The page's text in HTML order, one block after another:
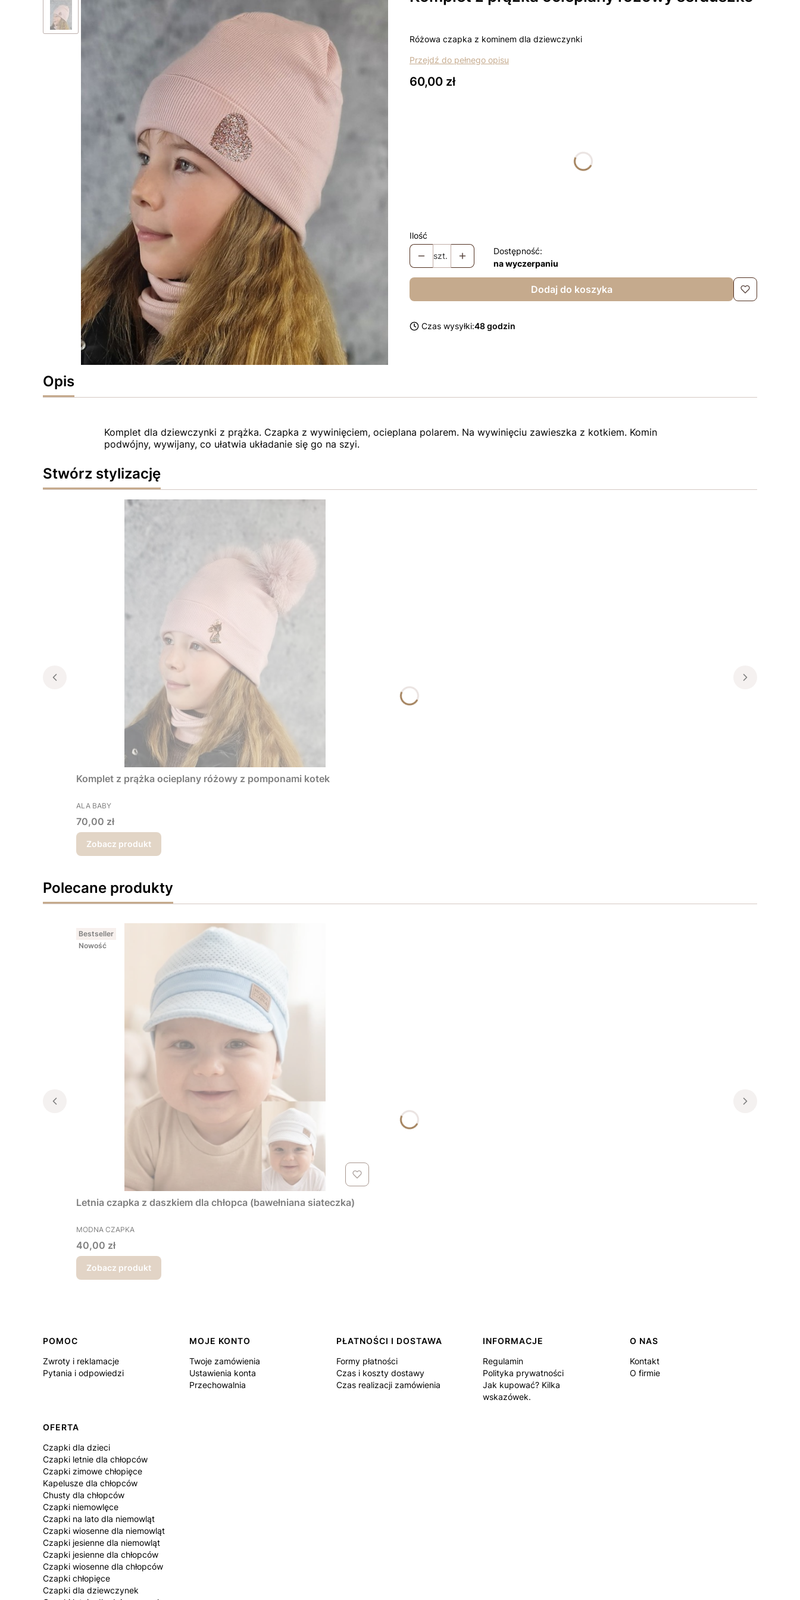
Różowa czapka z kominem dla dziewczynki
Przejdź do pełnego opisu
Cena
60,00 zł
Ilość
szt.
Dostępność:
na wyczerpaniu
Dodaj do koszyka
Czas wysyłki:48 godzin
Opis
Komplet dla dziewczynki z prążka. Czapka z wywinięciem, ocieplana polarem. Na wywinięciu zawieszka z kotkiem. Komin
podwójny, wywijany, co ułatwia układanie się go na szyi.
Stwórz stylizację
Komplet z prążka ocieplany różowy z pomponami kotek
PRODUCENT
ALA BABY
Cena
70,00 zł
Zobacz produkt
Polecane produkty
Bestseller
Nowość
Letnia czapka z daszkiem dla chłopca (bawełniana siateczka)
PRODUCENT
MODNA CZAPKA
Cena
40,00 zł
Zobacz produkt
Linki w stopce
POMOC
Zwroty i reklamacje
Pytania i odpowiedzi
MOJE KONTO
Twoje zamówienia
Ustawienia konta
Przechowalnia
PŁATNOŚCI I DOSTAWA
Formy płatności
Czas i koszty dostawy
Czas realizacji zamówienia
INFORMACJE
Regulamin
Polityka prywatności
Jak kupować? Kilka
wskazówek.
O NAS
Kontakt
O firmie
OFERTA
Czapki dla dzieci
Czapki letnie dla chłopców
Czapki zimowe chłopięce
Kapelusze dla chłopców
Chusty dla chłopców
Czapki niemowlęce
Czapki na lato dla niemowląt
Czapki wiosenne dla niemowląt
Czapki jesienne dla niemowląt
Czapki jesienne dla chłopców
Czapki wiosenne dla chłopców
Czapki chłopięce
Czapki dla dziewczynek